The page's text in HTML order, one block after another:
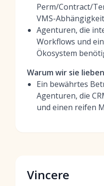
Perm/Contract/
VMS-
Agenturen, die
Workflows und
Ökosystem
Warum wir sie lieben
Ein bewährtes
Agenturen, die
und einen reifen
Vincere